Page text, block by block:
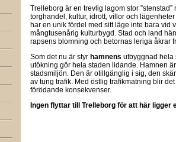
Trelleborg är en trevlig lagom stor ”stenstad”
torghandel, kultur, idrott, villor och
har en unik fördel med sitt läge inte bara vid
mångtusenårig kulturbygd. Stad och land
rapsens blomning och betornas leriga åkrar
Som det nu är styr hamnens utbyggnad hela
utökning gör hela staden lidande. Hamnen
stadsmiljön. Den är otillgänglig i sig, den
av tung trafik. Med östlig trafikmatning blir
förödande konsekvenser.
Ingen flyttar till Trelleborg för att här ligger